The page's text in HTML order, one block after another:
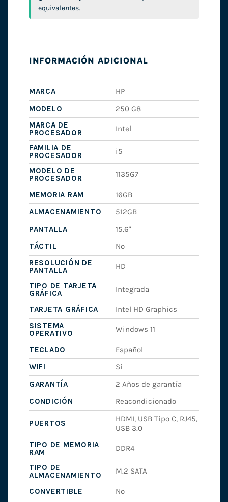
equivalentes.
INFORMACIÓN ADICIONAL
MARCA
HP
MODELO
250 G8
MARCA DE
PROCESADOR
Intel
FAMILIA DE
PROCESADOR
i5
MODELO DE
PROCESADOR
1135G7
MEMORIA RAM
16GB
ALMACENAMIENTO
512GB
PANTALLA
15.6"
TÁCTIL
No
RESOLUCIÓN DE
PANTALLA
HD
TIPO DE TARJETA
GRÁFICA
Integrada
TARJETA GRÁFICA
Intel HD Graphics
SISTEMA
OPERATIVO
Windows 11
TECLADO
Español
WIFI
Si
GARANTÍA
2 Años de garantía
CONDICIÓN
Reacondicionado
PUERTOS
HDMI, USB Tipo C, RJ45,
USB 3.0
TIPO DE MEMORIA
RAM
DDR4
TIPO DE
ALMACENAMIENTO
M.2 SATA
CONVERTIBLE
No